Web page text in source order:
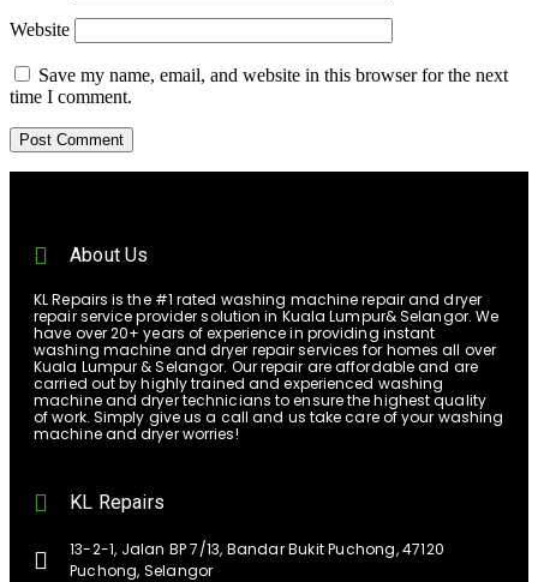
Website
Save my name, email, and website in this browser for the next
time I comment.
About Us
KL Repairs is the #1 rated washing machine repair and dryer
repair service provider solution in Kuala Lumpur& Selangor. We
have over 20+ years of experience in providing instant
washing machine and dryer repair services for homes all over
Kuala Lumpur & Selangor. Our repair are affordable and are
carried out by highly trained and experienced washing
machine and dryer technicians to ensure the highest quality
of work. Simply give us a call and us take care of your washing
machine and dryer worries!
KL Repairs
13-2-1, Jalan BP 7/13, Bandar Bukit Puchong, 47120
Puchong, Selangor